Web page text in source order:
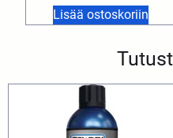
Lisää ostoskoriin